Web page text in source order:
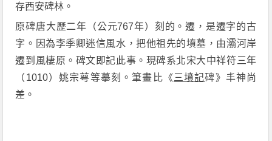
存西安碑林。
原碑唐大歷二年（公元767年）刻的。遷，是遷字的古
字。因為李季卿迷信風水，把他祖先的墳墓，由灞河岸
遷到風棲原。碑文即記此事。現碑系北宋大中祥符三年
（1010）姚宗萼等摹刻。筆畫比《 三墳記碑》丰神尚
差。